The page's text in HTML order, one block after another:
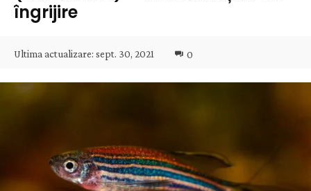
îngrijire
Ultima actualizare: sept. 30, 2021 0